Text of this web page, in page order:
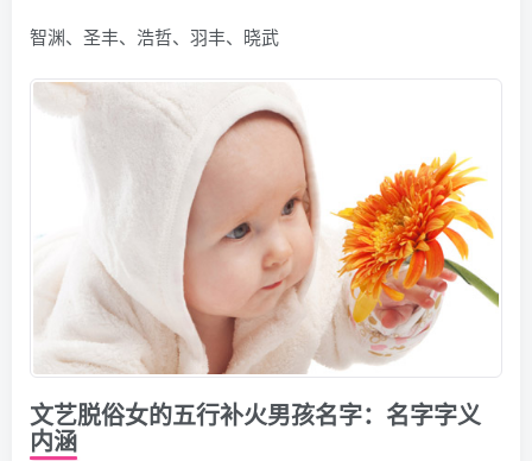
智渊、圣丰、浩哲、羽丰、晓武
文艺脱俗女的五行补火男孩名字：名字字义
内涵